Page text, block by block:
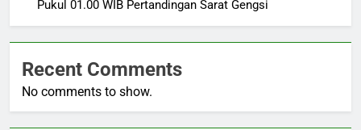
Pukul 01.00 WIB Pertandingan Sarat Gengsi
Recent Comments
No comments to show.